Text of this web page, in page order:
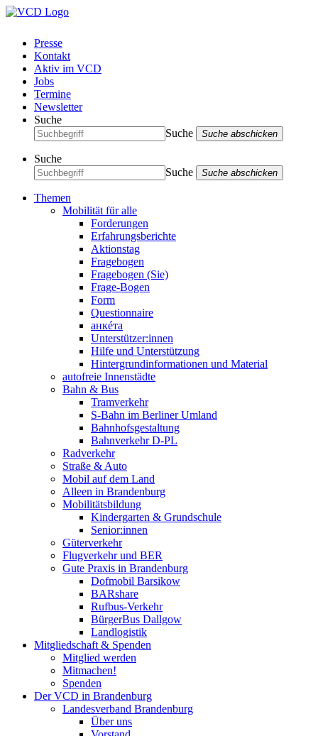
Presse
Kontakt
Aktiv im VCD
Jobs
Termine
Newsletter
Suche
Suche
Suche abschicken
Suche
Suche
Suche abschicken
Themen
Mobilität für alle
Forderungen
Erfahrungsberichte
Aktionstag
Fragebogen
Fragebogen (Sie)
Frage-Bogen
Form
Questionnaire
анкéта
Unterstützer:innen
Hilfe und Unterstützung
Hintergrundinformationen und Material
autofreie Innenstädte
Bahn & Bus
Tramverkehr
S-Bahn im Berliner Umland
Bahnhofsgestaltung
Bahnverkehr D-PL
Radverkehr
Straße & Auto
Mobil auf dem Land
Alleen in Brandenburg
Mobilitätsbildung
Kindergarten & Grundschule
Senior:innen
Güterverkehr
Flugverkehr und BER
Gute Praxis in Brandenburg
Dofmobil Barsikow
BARshare
Rufbus-Verkehr
BürgerBus Dallgow
Landlogistik
Mitgliedschaft & Spenden
Mitglied werden
Mitmachen!
Spenden
Der VCD in Brandenburg
Landesverband Brandenburg
Über uns